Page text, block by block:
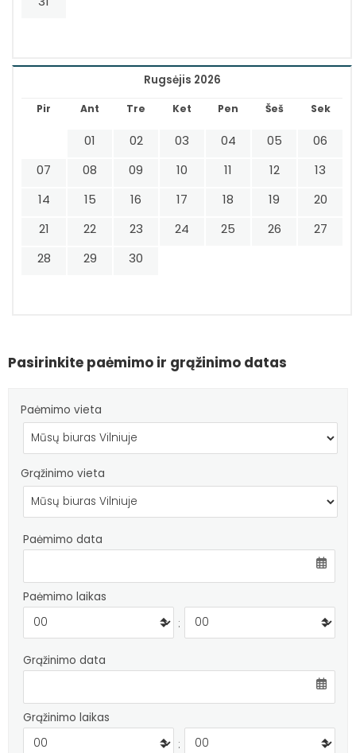
Rugsėjis 2026
Pir Ant Tre Ket Pen Šeš Sek
01 02 03 04 05
06
07
08 09 10 11 12
13
14
15 16 17 18 19
20
21
22 23 24 25 26
27
28
29 30
Pasirinkite paėmimo ir grąžinimo datas
Paėmimo vieta
Grąžinimo vieta
Paėmimo data
Paėmimo laikas
:
Grąžinimo data
Grąžinimo laikas
: